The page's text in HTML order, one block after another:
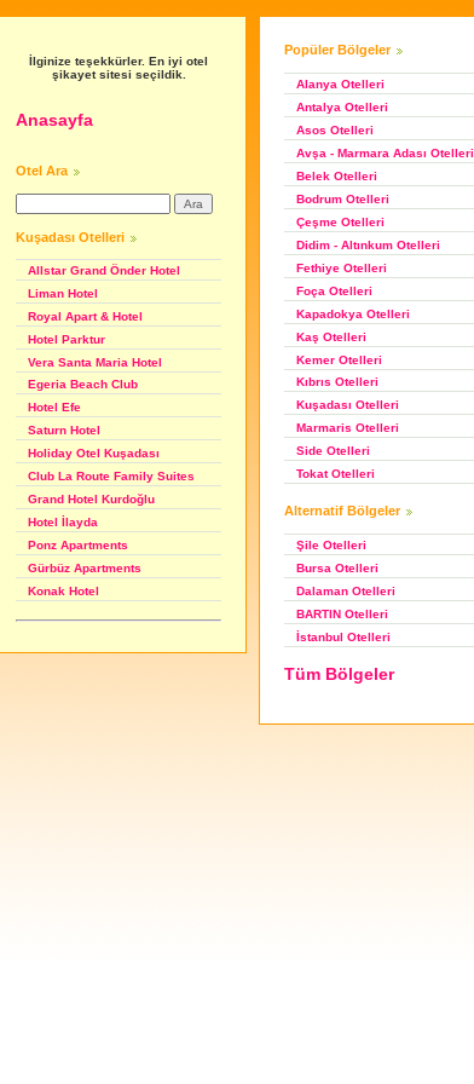
İlginize teşekkürler. En iyi otel
şikayet sitesi seçildik.
Anasayfa
Otel Ara
Kuşadası Otelleri
Allstar Grand Önder Hotel
Liman Hotel
Royal Apart & Hotel
Hotel Parktur
Vera Santa Maria Hotel
Egeria Beach Club
Hotel Efe
Saturn Hotel
Holiday Otel Kuşadası
Club La Route Family Suites
Grand Hotel Kurdoğlu
Hotel İlayda
Ponz Apartments
Gürbüz Apartments
Konak Hotel
Popüler Bölgeler
Alanya Otelleri
Antalya Otelleri
Asos Otelleri
Avşa - Marmara Adası Otelleri
Belek Otelleri
Bodrum Otelleri
Çeşme Otelleri
Didim - Altınkum Otelleri
Fethiye Otelleri
Foça Otelleri
Kapadokya Otelleri
Kaş Otelleri
Kemer Otelleri
Kıbrıs Otelleri
Kuşadası Otelleri
Marmaris Otelleri
Side Otelleri
Tokat Otelleri
Alternatif Bölgeler
Şile Otelleri
Bursa Otelleri
Dalaman Otelleri
BARTIN Otelleri
İstanbul Otelleri
Tüm Bölgeler